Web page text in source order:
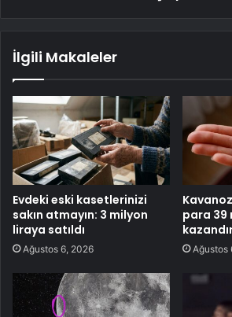
İlgili Makaleler
Evdeki eski kasetlerinizi
sakın atmayın: 3 milyon
liraya satıldı
Ağustos 6, 2026
para 39
Ağustos